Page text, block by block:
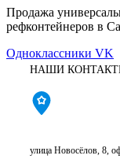
Продажа
рефконтейнеров в
Одноклассники VK
НАШИ
улица Новосёлов, 8,